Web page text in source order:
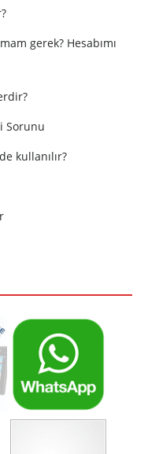
gerek? Hesabımı
Sorunu
kullanılır?